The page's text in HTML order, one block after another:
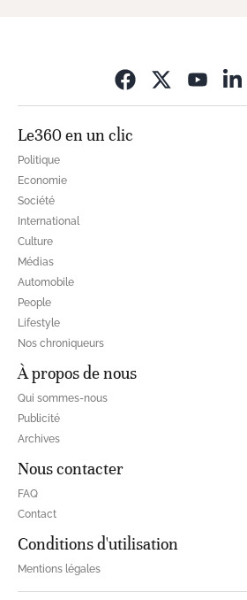
Le360 en un clic
Politique
Economie
Société
International
Culture
Médias
Automobile
People
Lifestyle
Nos chroniqueurs
À propos de nous
Qui sommes-nous
Publicité
Archives
Nous contacter
FAQ
Contact
Conditions d'utilisation
Mentions légales